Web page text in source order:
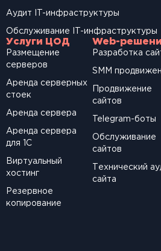
Аудит IT-инфраструктуры
Обслуживание IT-инфраструктуры
Услуги ЦОД
Размещение
серверов
Аренда серверных
стоек
Аренда сервера
Аренда сервера
для 1С
Виртуальный
хостинг
Резервное
копирование
Web-
Разработка
SМM
Продвижение
сайтов
Telegram-боты
Обслуживание
сайтов
Технический
сайта